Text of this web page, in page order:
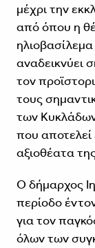
μέχρι την
από όπου η
αναδεικνύει
τον
τους
των
που
αξιοθέατα
Ο δήμαρχος
περίοδο
για τον
όλων των